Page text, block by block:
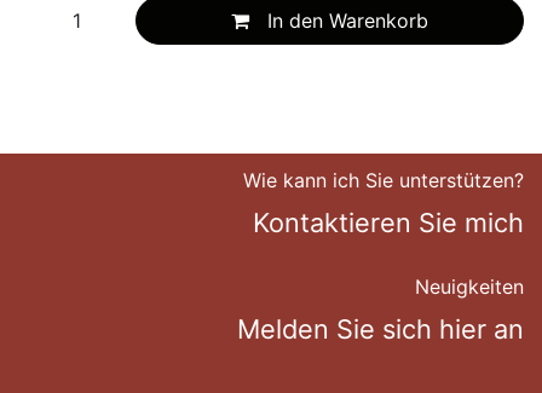
In den Warenkorb
Wie kann ich Sie unterstützen?
Kontaktieren Sie mich
Neuigkeiten
Melden Sie sich hier an